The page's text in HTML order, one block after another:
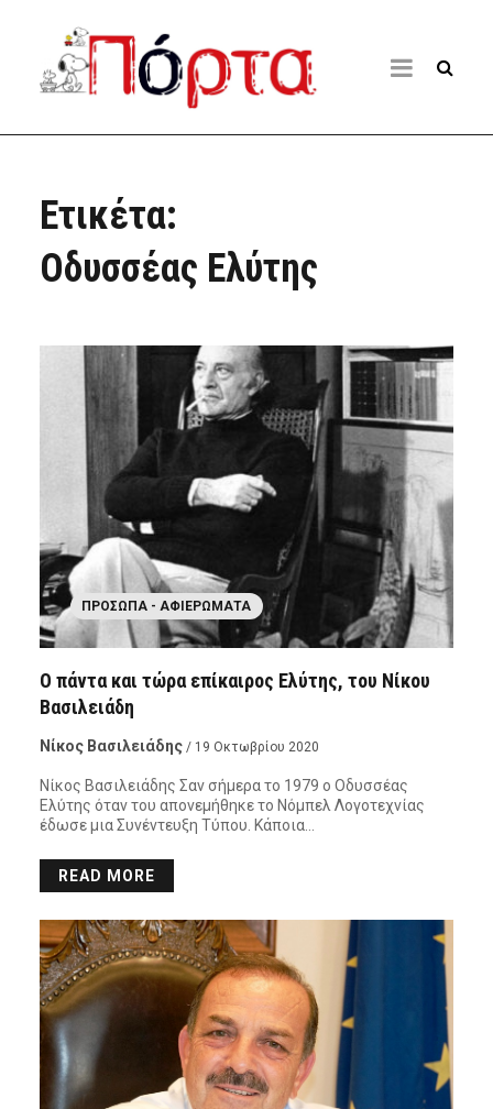
Ετικέτα:
Οδυσσέας Ελύτης
ΠΡΌΣΩΠΑ - ΑΦΙΕΡΏΜΑΤΑ
Ο πάντα και τώρα επίκαιρος Ελύτης, του Νίκου
Βασιλειάδη
Νίκος Βασιλειάδης / 19 Οκτωβρίου 2020
Νίκος Βασιλειάδης Σαν σήμερα το 1979 ο Οδυσσέας
Ελύτης όταν του απονεμήθηκε το Νόμπελ Λογοτεχνίας
έδωσε μια Συνέντευξη Τύπου. Κάποια…
READ MORE